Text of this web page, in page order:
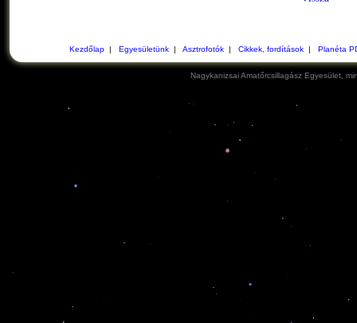
Kezdőlap| Egyesületünk| Asztrofotók| Cikkek, fordítások| Planéta
Nagykanizsai Amatőrcsillagász Egyesület,